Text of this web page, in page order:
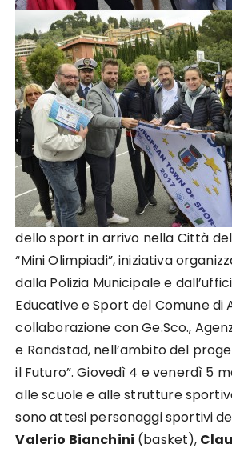
dello sport in arrivo nella Città
“Mini Olimpiadi”, iniziativa
dalla Polizia Municipale e
Educative e Sport del Comune di
collaborazione con Ge.Sco.,
e Randstad, nell’ambito del
il Futuro”. Giovedì 4 e venerdì 5
alle scuole e alle strutture
sono attesi personaggi sportivi
Valerio Bianchini (basket),